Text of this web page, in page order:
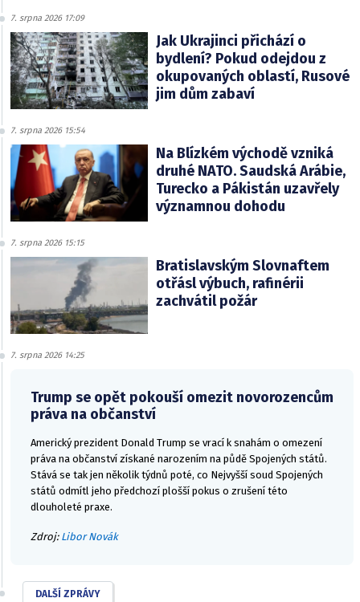
7. srpna 2026 17:09
Jak Ukrajinci přichází o
bydlení? Pokud odejdou z
okupovaných oblastí, Rusové
jim dům zabaví
7. srpna 2026 15:54
Na Blízkém východě vzniká
druhé NATO. Saudská Arábie,
Turecko a Pákistán uzavřely
významnou dohodu
7. srpna 2026 15:15
Bratislavským Slovnaftem
otřásl výbuch, rafinérii
zachvátil požár
7. srpna 2026 14:25
Trump se opět pokouší omezit novorozencům
práva na občanství
Americký prezident Donald Trump se vrací k snahám o omezení
práva na občanství získané narozením na půdě Spojených států.
Stává se tak jen několik týdnů poté, co Nejvyšší soud Spojených
států odmítl jeho předchozí plošší pokus o zrušení této
dlouholeté praxe.
Zdroj: Libor Novák
DALŠÍ ZPRÁVY